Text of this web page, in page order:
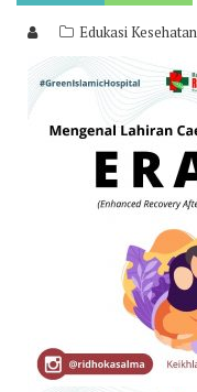
Edukasi Kesehatan